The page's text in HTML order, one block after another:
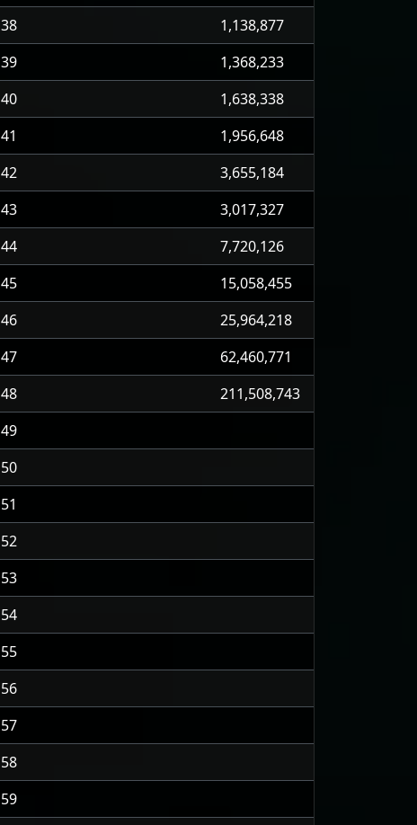
38
1,138,877
39
1,368,233
40
1,638,338
41
1,956,648
42
3,655,184
43
3,017,327
44
7,720,126
45
15,058,455
46
25,964,218
47
62,460,771
48
211,508,743
49
50
51
52
53
54
55
56
57
58
59